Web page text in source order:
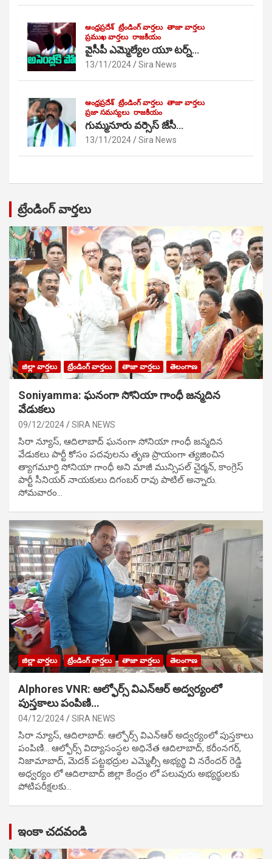
ఆంధ్రప్రదేశ్ ట్రేండింగ్ వార్తలు తాజా వార్తలు
ప్రముఖ వార్తలు రాజకీయం
వైసీపీ ఎమ్మెల్యేల యూ టర్న్…
13/11/2024 Sira News
ఆంధ్రప్రదేశ్ ట్రేండింగ్ వార్తలు తాజా వార్తలు
ప్రజా సమస్యలు రాజకీయం
గుమ్మనూరు వర్సెస్ జేసీ…
13/11/2024 Sira News
ట్రేండింగ్ వార్తలు
జిల్లా వార్తలు ట్రేండింగ్ వార్తలు తాజా వార్తలు తెలంగాణ
Soniyamma: ఘ‌నంగా సోనియా గాంధీ జ‌న్మ‌దిన
వేడుక‌లు
09/12/2024 SIRA NEWS
సిరా న్యూస్, ఆదిలాబాద్ ఘ‌నంగా సోనియా గాంధీ జ‌న్మ‌దిన
వేడుక‌లు పార్టీ కోసం ప‌ద‌వుల‌ను తృణ ప్రాయంగా త్య‌జించిన
త్యాగమూర్తి సోనియా గాంధీ అని మాజీ మున్సిప‌ల్ చైర్మ‌న్, కాంగ్రెస్
పార్టీ సీనియ‌ర్ నాయ‌కులు దిగంబ‌ర్ రావు పాటిల్ అన్నారు.
సోమవారం…
జిల్లా వార్తలు ట్రేండింగ్ వార్తలు తాజా వార్తలు తెలంగాణ
Alphores VNR: ఆల్ఫోర్స్ విఎన్ఆర్ అద్వర్యంలో
పుస్తకాలు పంపిణి…
04/12/2024 SIRA NEWS
సిరా న్యూస్, ఆదిలాబాద్: ఆల్ఫోర్స్ విఎన్ఆర్ అద్వర్యంలో పుస్తకాలు
పంపిణి… ఆల్ఫోర్స్ విద్యాసంస్థల అధినేత ఆదిలాబాద్, కరీంనగర్,
నిజామాబాద్, మెదక్ పట్టభద్రుల ఎమ్మెల్సీ అభ్యర్థి వి నరేందర్ రెడ్డి
అధ్వర్యం లో ఆదిలాబాద్ జిల్లా కేంద్రం లో పలువురు అభ్యర్థులకు
పోటిప‌రీక్ష‌ల‌కు…
ఇంకా చదవండి